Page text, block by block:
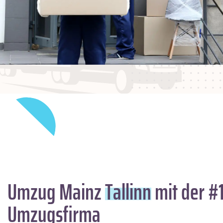
Umzug MainzTallinnmit der
Umzugsfirma